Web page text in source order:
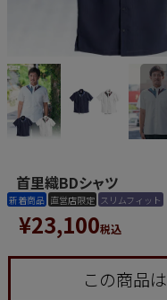
レーベルから探す
首里織BDシャツ
新着商品 直営店限定 スリムフィット
¥23,100税込
この商品は